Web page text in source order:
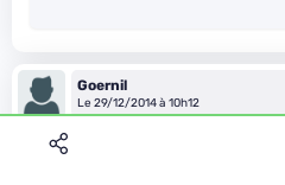
Goernil
Le 29/12/2014 à 10h12
Et dire que jusqu’à présent, le